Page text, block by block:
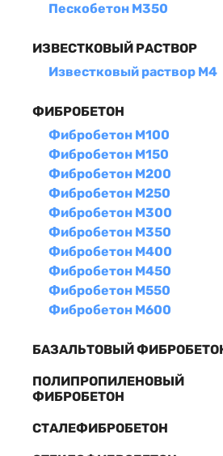
Пескобетон М350
ИЗВЕСТКОВЫЙ РАСТВОР
Известковый раствор М4
ФИБРОБЕТОН
Фибробетон М100
Фибробетон М150
Фибробетон М200
Фибробетон М250
Фибробетон М300
Фибробетон М350
Фибробетон М400
Фибробетон М450
Фибробетон М550
Фибробетон М600
БАЗАЛЬТОВЫЙ
ПОЛИПРОПИЛЕНОВЫЙ
ФИБРОБЕТОН
СТАЛЕФИБРОБЕТОН